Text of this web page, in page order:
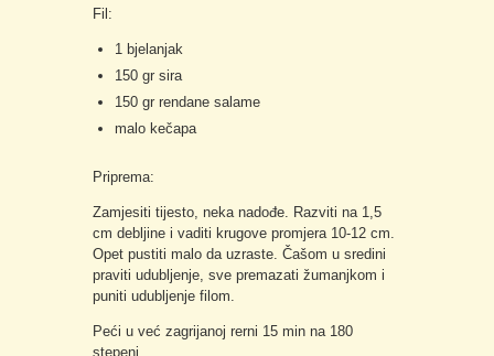
Fil:
1 bjelanjak
150 gr sira
150 gr rendane salame
malo kečapa
Priprema:
Zamjesiti tijesto, neka nadođe. Razviti na 1,5
cm debljine i vaditi krugove promjera 10-12 cm.
Opet pustiti malo da uzraste. Čašom u sredini
praviti udubljenje, sve premazati žumanjkom i
puniti udubljenje filom.
Peći u već zagrijanoj rerni 15 min na 180
stepeni